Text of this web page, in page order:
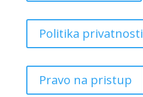
Politika privatnosti
Pravo na pristup